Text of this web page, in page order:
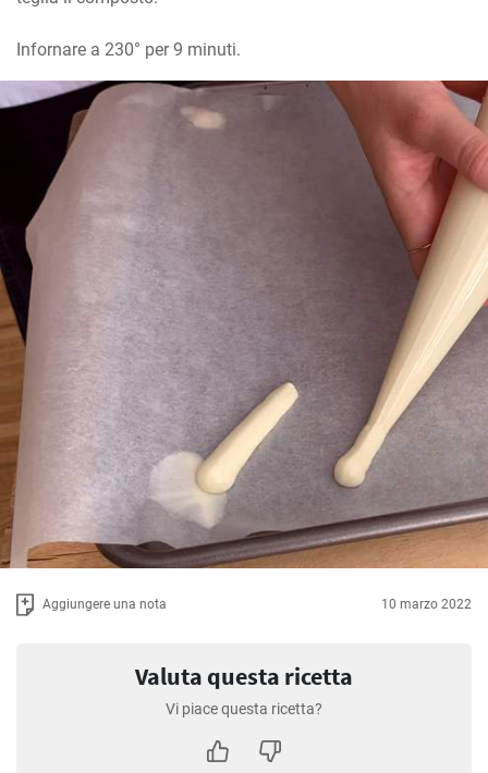
Infornare a 230° per 9 minuti.
Aggiungere una nota 10 marzo 2022
Valuta questa ricetta
Vi piace questa ricetta?